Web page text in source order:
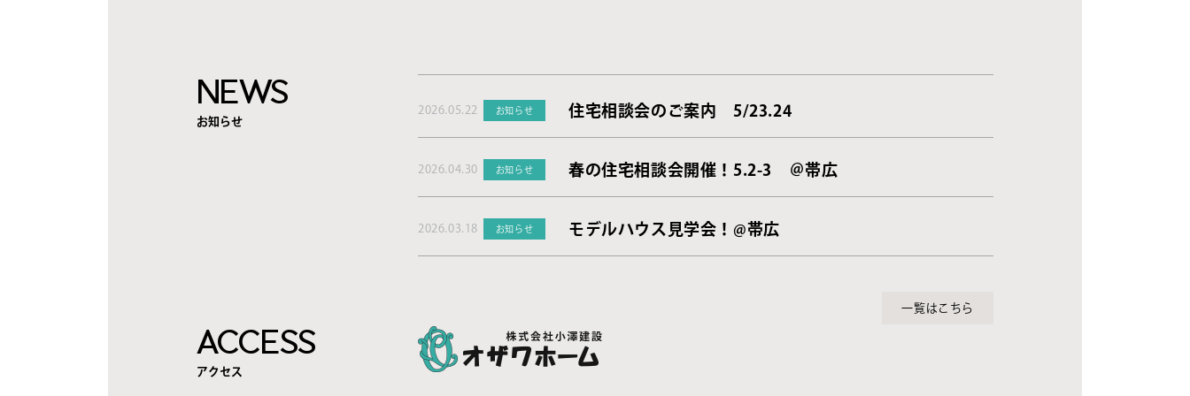
NEWS
お知らせ
2026.05.22 お知らせ 住宅相談会のご案内 5/23.24
2026.04.30 お知らせ 春の住宅相談会開催！5.2-3 ＠帯広
2026.03.18 お知らせ モデルハウス見学会！@帯広
一覧はこちら
ACCESS
アクセス